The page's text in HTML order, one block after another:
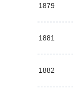
1879
1881
1882